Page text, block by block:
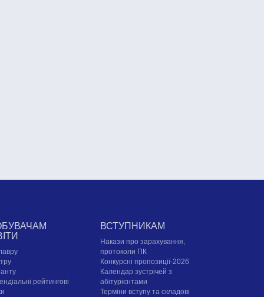
рейтингові
ВСТУПНИКАМ
Накази про зарахування,
протоколи ПК
Конкурсні пропозиції-2026
Календар зустрічей з
абітурієнтами
Терміни вступу та складові